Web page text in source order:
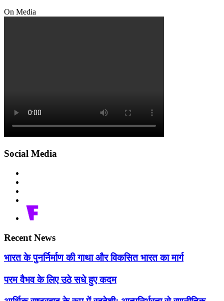
On Media
Social Media
Recent News
भारत के पुनर्निर्माण की गाथा और विकसित भारत का मार्ग
परम वैभव के लिए उठे सधे हुए कदम